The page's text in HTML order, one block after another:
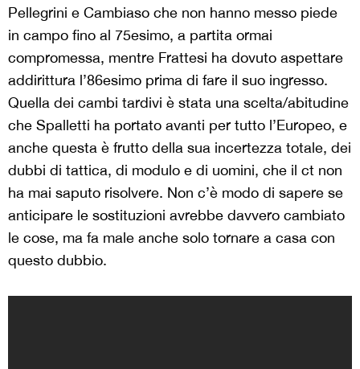
Pellegrini e Cambiaso che non hanno messo piede
in campo fino al 75esimo, a partita ormai
compromessa, mentre Frattesi ha dovuto aspettare
addirittura l’86esimo prima di fare il suo ingresso.
Quella dei cambi tardivi è stata una scelta/abitudine
che Spalletti ha portato avanti per tutto l’Europeo, e
anche questa è frutto della sua incertezza totale, dei
dubbi di tattica, di modulo e di uomini, che il ct non
ha mai saputo risolvere. Non c’è modo di sapere se
anticipare le sostituzioni avrebbe davvero cambiato
le cose, ma fa male anche solo tornare a casa con
questo dubbio.